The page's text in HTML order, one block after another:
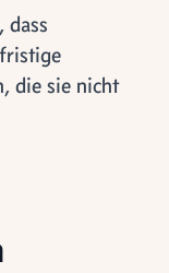
dass
die sie nicht